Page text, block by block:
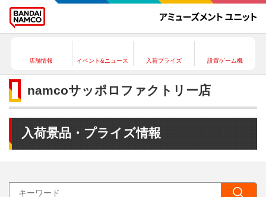
店舗情報 イベント&ニュース 入荷プライズ 設置ゲーム機
namcoサッポロファクトリー店
入荷景品・プライズ情報